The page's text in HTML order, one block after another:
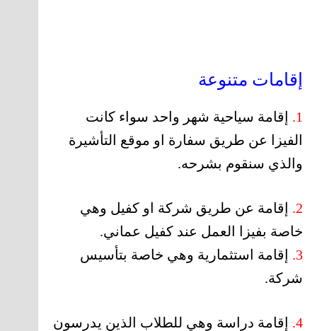
إقامات متنوعة
1.
إقامة سياحية شهر واحد سواء كانت
الفيزا عن طريق سفارة او موقع التأشيرة
والذي سنقوم بشرحه.
2.
إقامة عن طريق شركة او كفيل وهي
خاصة بفيزا العمل عند كفيل عماني.
3.
إقامة استثمارية وهي خاصة بتأسيس
شركة.
4.
إقامة دراسة وهي للطلاب الذين يدرسون